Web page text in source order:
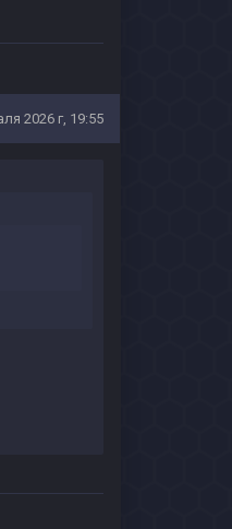
2026 г, 19:55